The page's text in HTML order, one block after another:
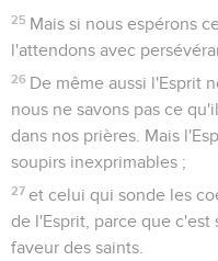
25 Mais si nous espérons
l'attendons avec
26 De même aussi l'Esprit
nous ne savons pas ce
dans nos prières. Mais
soupirs inexprimables ;
27 et celui qui sonde les
de l'Esprit, parce que
faveur des saints.